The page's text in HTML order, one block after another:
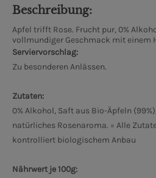
Beschreibung:
Apfel trifft Rose. Frucht pur, 0%
vollmundiger Geschmack mit einem
Serviervorschlag:
Zu besonderen Anlässen.
Zutaten:
0% Alkohol, Saft aus Bio-Äpfeln
natürliches Rosenaroma. = Alle
kontrolliert biologischem Anbau
Nährwert je 100g: